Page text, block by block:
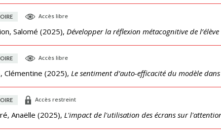
Accès libre
Salomé (2025), Développer la réflexion métacognitive de
Accès libre
Clémentine (2025), Le sentiment d’auto-efficacité du modèle
Accès restreint
Anaëlle (2025), L'impact de l'utilisation des écrans sur